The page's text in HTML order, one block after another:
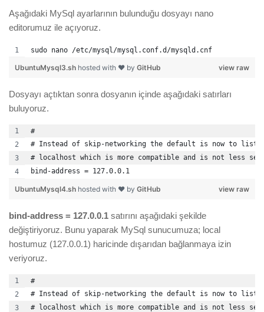
Aşağıdaki MySql ayarlarının bulunduğu dosyayı nano
editorumuz ile açıyoruz.
sudo nano /etc/mysql/mysql.conf.d/mysqld.cnf
view raw
UbuntuMysql3.sh hosted with ❤ by GitHub
Dosyayı açtıktan sonra dosyanın içinde aşağıdaki satırları
buluyoruz.
#
# Instead of skip-networking the default is now to
# localhost which is more compatible and is not less
bind-address = 127.0.0.1
view raw
UbuntuMysql4.sh hosted with ❤ by GitHub
bind-address = 127.0.0.1 satırını aşağıdaki şekilde
değiştiriyoruz. Bunu yaparak MySql sunucumuza; local
hostumuz (127.0.0.1) haricinde dışarıdan bağlanmaya izin
veriyoruz.
#
# Instead of skip-networking the default is now to
# localhost which is more compatible and is not less